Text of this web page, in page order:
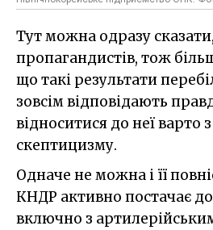
Тут можна одразу
пропагандистів, тож
що такі результати
зовсім відповідають
відноситися до неї варто
скептицизму.
Одначе не можна і її
КНДР активно постачає
включно з